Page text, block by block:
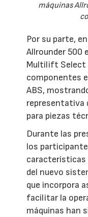
máquinas
Por su parte,
Allrounder 500
Multilift Select
componentes
ABS,
representativa
para piezas
Durante las
los
características
del nuevo
que incorpora
facilitar la
máquinas han